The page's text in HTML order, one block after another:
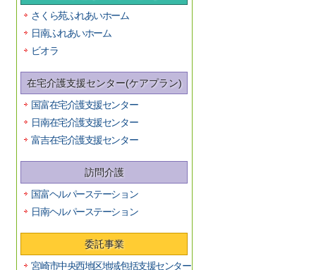
さくら苑ふれあいホーム
日南ふれあいホーム
ビオラ
在宅介護支援センター(ケアプラン)
国富在宅介護支援センター
日南在宅介護支援センター
富吉在宅介護支援センター
訪問介護
国富ヘルパーステーション
日南ヘルパーステーション
委託事業
宮崎市中央西地区地域包括支援センター